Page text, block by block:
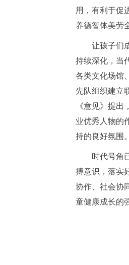
用，有利于促
养德智体美劳
让孩子们成
持续深化，当
各类文化场馆
先队组织建立
《意见》提
业优秀人物的
持的良好氛围。
时代号角已
搏意识，落实
协作、社会协
童健康成长的